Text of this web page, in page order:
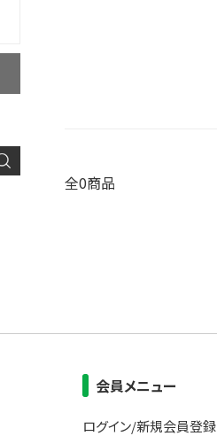
全0商品
会員メニュー
ログイン/新規会員登録